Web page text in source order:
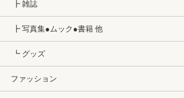
┣ 雑誌
┣ 写真集●ムック●書籍 他
┗ グッズ
ファッション